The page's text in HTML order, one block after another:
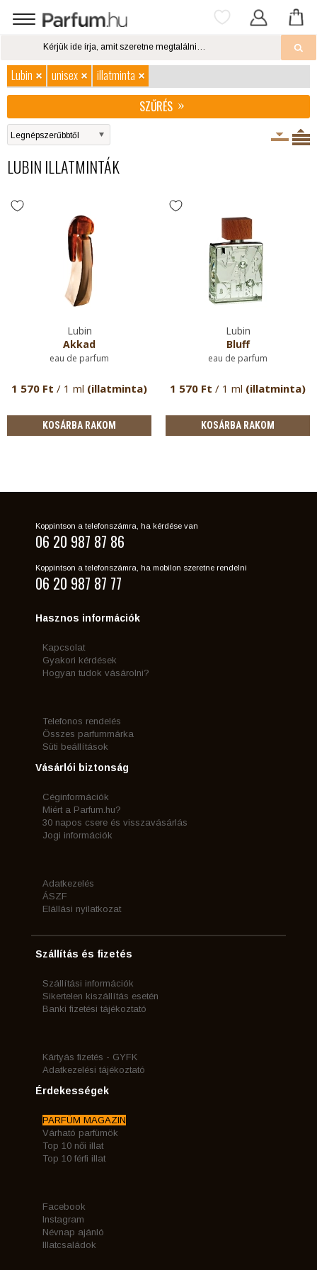
Lubin unisex
illatminta
SZŰRÉS
LUBIN ILLATMINTÁK
Lubin
Akkad
eau de parfum
1 570 Ft / 1 ml (illatminta)
KOSÁRBA RAKOM
Lubin
Bluff
eau de parfum
1 570 Ft / 1 ml (illatminta)
KOSÁRBA RAKOM
Koppintson a telefonszámra, ha kérdése van
06 20 987 87 86
Koppintson a telefonszámra, ha mobilon szeretne rendelni
06 20 987 87 77
Hasznos információk
Kapcsolat
Gyakori kérdések
Hogyan tudok vásárolni?
Telefonos rendelés
Összes parfummárka
Süti beállítások
Vásárlói biztonság
Céginformációk
Miért a Parfum.hu?
30 napos csere és visszavásárlás
Jogi információk
Adatkezelés
ÁSZF
Elállási nyilatkozat
Szállítás és fizetés
Szállítási információk
Sikertelen kiszállítás esetén
Banki fizetési tájékoztató
Kártyás fizetés - GYFK
Adatkezelési tájékoztató
Érdekességek
PARFÜM MAGAZIN
Várható parfümök
Top 10 női illat
Top 10 férfi illat
Facebook
Instagram
Névnap ajánló
Illatcsaládok